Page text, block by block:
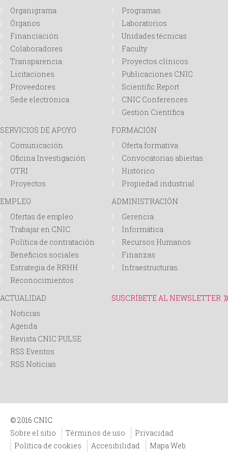
o
d
e
b
ú
s
q
u
e
d
a
Organigrama
Órganos
Financiación
Colaboradores
Transparencia
Licitaciones
Proveedores
Sede electrónica
Programas
Laboratorios
Unidades técnicas
Faculty
Proyectos clínicos
Publicaciones CNIC
Scientific Report
CNIC Conferences
Gestión Científica
SERVICIOS DE APOYO
Comunicación
Oficina Investigación
OTRI
Proyectos
FORMACIÓN
Oferta formativa
Convocatorias abiertas
Histórico
Propiedad industrial
EMPLEO
Ofertas de empleo
Trabajar en CNIC
Política de contratación
Beneficios sociales
Estrategia de RRHH
Reconocimientos
ADMINISTRACIÓN
Gerencia
Informática
Recursos Humanos
Finanzas
Infraestructuras
ACTUALIDAD
Noticias
Agenda
Revista CNIC PULSE
RSS Eventos
RSS Noticias
SUSCRÍBETE AL NEWSLETTER
© 2016 CNIC
Sobre el sitio
Términos de uso
Privacidad
Política de cookies
Accesibilidad Mapa Web